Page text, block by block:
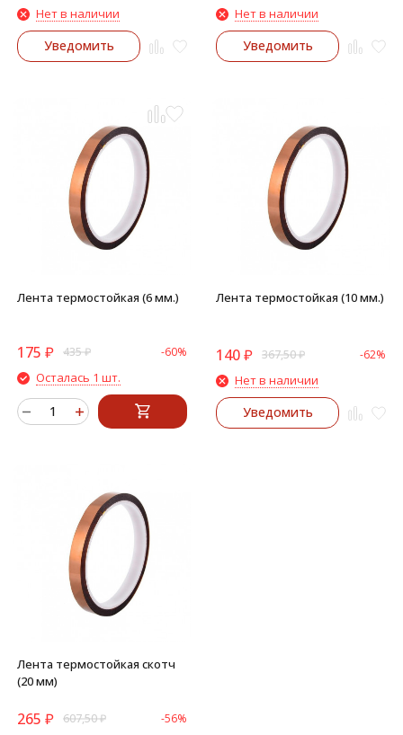
Нет в наличии
Уведомить
Нет в наличии
Уведомить
Лента термостойкая (6 мм.)
175 ₽ 435₽ -60%
Осталась 1 шт.
Лента термостойкая (10 мм.)
140₽ 367,50₽ -62%
Нет в наличии
Уведомить
Лента термостойкая скотч
(20 мм)
265 ₽ 607,50₽ -56%